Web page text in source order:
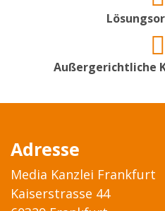
Außergerichtliche
Adresse
Media Kanzlei Frankfurt
Kaiserstrasse 44